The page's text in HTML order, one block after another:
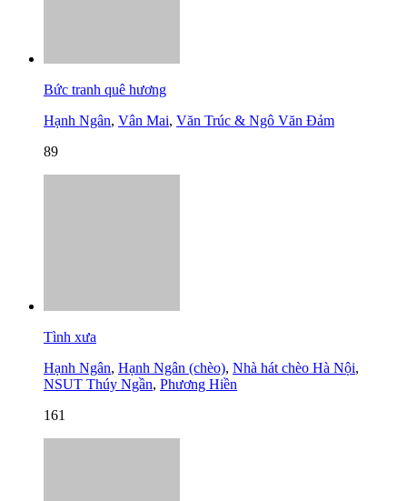
Bức tranh quê hương
Hạnh Ngân, Vân Mai, Văn Trúc & Ngô Văn Đảm
89
Tình xưa
Hạnh Ngân, Hạnh Ngân (chèo), Nhà hát chèo Hà Nội,
NSUT Thúy Ngần, Phương Hiền
161